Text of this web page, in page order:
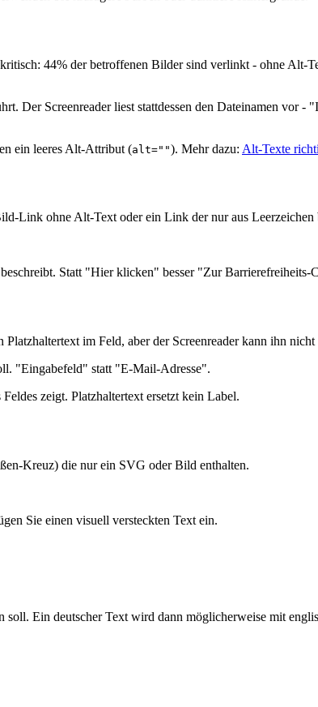
44% der betroffenen Bilder sind verlinkt - ohne Alt-
Der Screenreader liest stattdessen den Dateinamen vor
ein leeres Alt-Attribut (alt=""). Mehr dazu: Alt-Texte
Link ohne Alt-Text oder ein Link der nur aus Leerzeichen
Statt "Hier klicken" besser "Zur Barrierefreiheits-
im Feld, aber der Screenreader kann ihn nicht
"Eingabefeld" statt "E-Mail-Adresse".
Feldes zeigt. Platzhaltertext ersetzt kein Label.
Kreuz) die nur ein SVG oder Bild enthalten.
Sie einen visuell versteckten Text ein.
Ein deutscher Text wird dann möglicherweise mit